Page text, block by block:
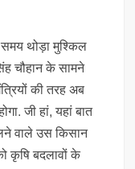
थोड़ा मुश्किल
चौहान के सामने
की तरह अब
जी हां, यहां बात
वाले उस किसान
कृषि बदलावों के